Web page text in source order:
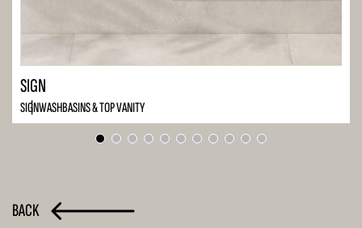
SIGN
SIGNWASHBASINS & TOP VANITY
BACK